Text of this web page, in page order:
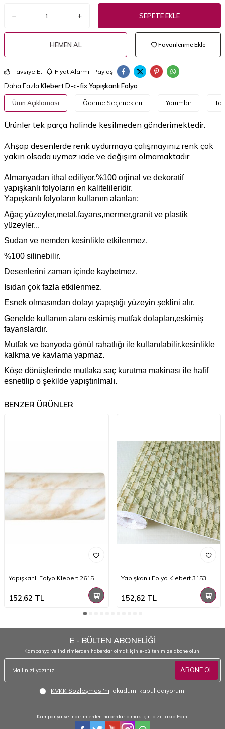
SEPETE EKLE
HEMEN AL Favorilerime Ekle
Tavsiye Et Fiyat Alarmı Paylaş
Daha Fazla Klebert D-c-fix Yapışkanlı Folyo
Ürün Açıklaması Ödeme Seçenekleri Yorumlar
Ürünler tek parça halinde kesilmeden gönderimektedir.​
Ahşap desenlerde renk uydurmaya çalışmayınız renk çok
yakın olsada uymaz iade ve değişim olmamaktadır.
Almanyadan ithal ediliyor.%100 orjinal ve dekoratif
yapışkanlı folyoların en kalitelileridir.
Yapışkanlı folyoların kullanım alanları;
Ağaç yüzeyler,metal,fayans,mermer,granit ve plastik
yüzeyler...
Sudan ve nemden kesinlikle etkilenmez.
%100 silinebilir.
Desenlerini zaman içinde kaybetmez.
Isıdan çok fazla etkilenmez.
Esnek olmasından dolayı yapıştığı yüzeyin şeklini alır.
Genelde kullanım alanı eskimiş mutfak dolapları,eskimiş
fayanslardır.
Mutfak ve banyoda gönül rahatlığı ile kullanılabilir.kesinlikle
kalkma ve kavlama yapmaz.
Köşe dönüşlerinde mutlaka saç kurutma makinası ile hafif
esnetilip o şekilde yapıştırılmalı.
BENZER ÜRÜNLER
Yapışkanlı Folyo Klebert 2615
152,62 TL
Yapışkanlı Folyo Klebert 3153
152,62 TL
E - BÜLTEN ABONELİĞİ
Kampanya ve indirimlerden haberdar olmak için e-bültenimize abone olun.
ABONE OL
KVKK Sözleşmesi'ni , okudum, kabul ediyorum.
Kampanya ve indirimlerden haberdar olmak için bizi Takip Edin!